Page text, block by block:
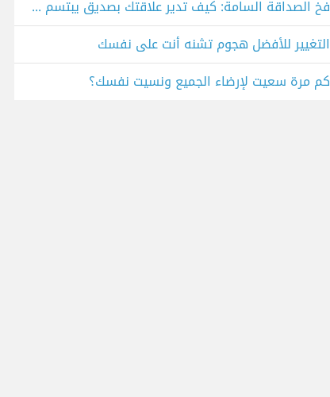
فخ الصداقة السامة: كيف تدير علاقتك بصديق يبتسم لك ويكذب عليك؟
التغيير للأفضل هجوم تشنه أنت على نفسك
كم مرة سعيت لإرضاء الجميع ونسيت نفسك؟